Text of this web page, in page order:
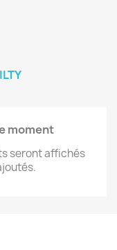
moment
seront affichés